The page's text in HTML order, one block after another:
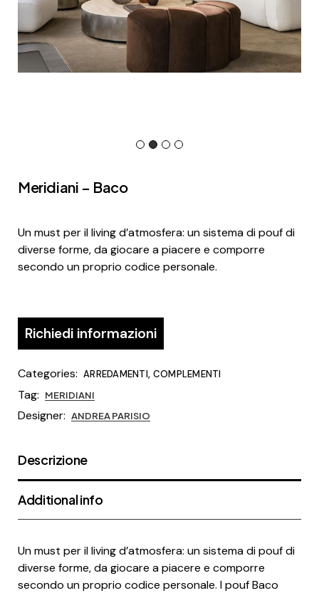
Meridiani – Baco
Un must per il living d’atmosfera: un sistema di pouf di
diverse forme, da giocare a piacere e comporre
secondo un proprio codice personale.
Richiedi informazioni
Categories: ARREDAMENTI, COMPLEMENTI
Tag: MERIDIANI
Designer: ANDREA PARISIO
Descrizione
Additional info
Un must per il living d’atmosfera: un sistema di pouf di
diverse forme, da giocare a piacere e comporre
secondo un proprio codice personale. I pouf Baco